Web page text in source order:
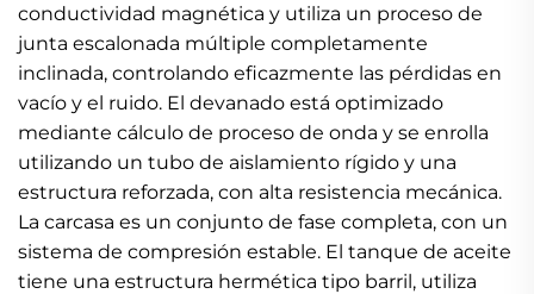
conductividad magnética y utiliza un proceso de
junta escalonada múltiple completamente
inclinada, controlando eficazmente las pérdidas en
vacío y el ruido. El devanado está optimizado
mediante cálculo de proceso de onda y se enrolla
utilizando un tubo de aislamiento rígido y una
estructura reforzada, con alta resistencia mecánica.
La carcasa es un conjunto de fase completa, con un
sistema de compresión estable. El tanque de aceite
tiene una estructura hermética tipo barril, utiliza